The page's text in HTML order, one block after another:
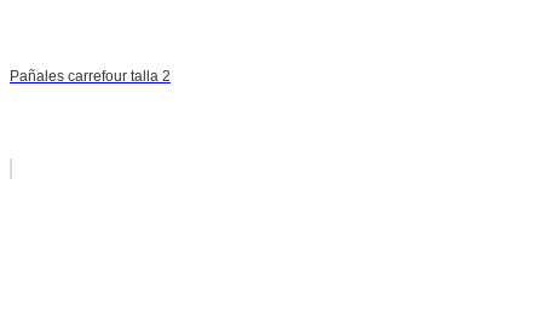
Pañales carrefour talla 2